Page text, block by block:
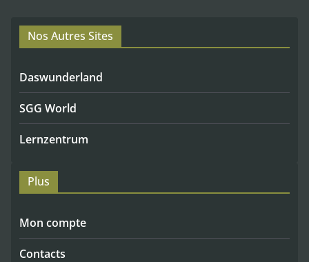
Nos Autres Sites
Daswunderland
SGG World
Lernzentrum
Plus
Mon compte
Contacts